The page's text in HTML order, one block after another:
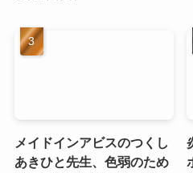
メイドインアビスのつくし
あきひと先生、色弱のため